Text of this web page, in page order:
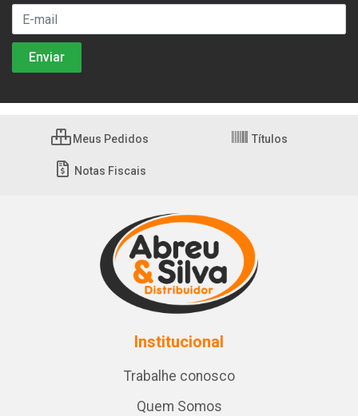
Meus Pedidos Títulos
Notas Fiscais
Institucional
Trabalhe conosco
Quem Somos